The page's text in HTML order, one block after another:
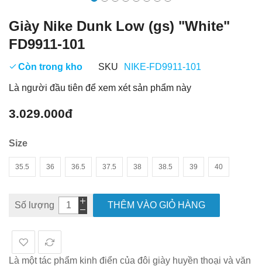
Giày Nike Dunk Low (gs) "White"
FD9911-101
Còn trong kho SKU NIKE-FD9911-101
Là người đầu tiên để xem xét sản phẩm này
3.029.000đ
Size
35.5 36 36.5 37.5 38 38.5 39 40
Số lượng THÊM VÀO GIỎ HÀNG
Là một tác phẩm kinh điển của đôi giày huyền thoại và văn